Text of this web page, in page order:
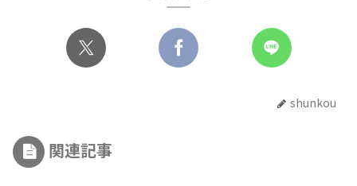
shunkou
関連記事